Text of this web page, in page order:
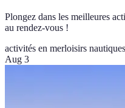
Plongez dans les meilleures
au rendez-vous !
activités en merloisirs nautiques
Aug 3